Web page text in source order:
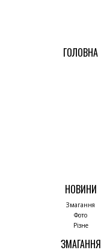
ГОЛОВНА
НОВИНИ
Змагання
Фото
Різне
ЗМАГАННЯ